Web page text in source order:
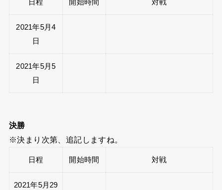
日程 開始時間 対戦
2021年5月4
日
2021年5月5
日
決勝
※決まり次第、追記しますね。
日程 開始時間 対戦
2021年5月29